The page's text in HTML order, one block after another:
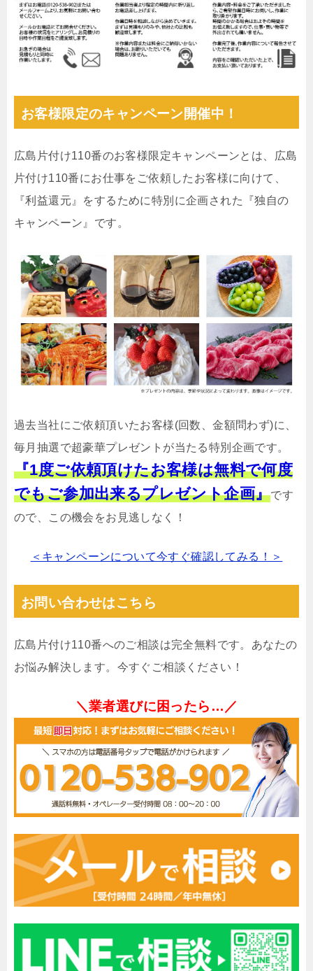
お客様限定のキャンペーン開催中！
広島片付け110番のお客様限定キャンペーンとは、広島
片付け110番にお仕事をご依頼したお客様に向けて、
『利益還元』をするために特別に企画された『独自の
キャンペーン』です。
過去当社にご依頼頂いたお客様(回数、金額問わず)に、
毎月抽選で超豪華プレゼントが当たる特別企画です。
『1度ご依頼頂けたお客様は無料で何度
でもご参加出来るプレゼント企画』です
ので、この機会をお見逃しなく！
＜キャンペーンについて今すぐ確認してみる！＞
お問い合わせはこちら
広島片付け110番へのご相談は完全無料です。あなたの
お悩み解決します。今すぐご相談ください！
＼業者選びに困ったら…／